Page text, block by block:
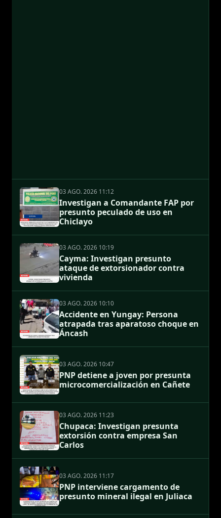
03 AGO. 2026 11:12
Investigan a Comandante FAP por
presunto peculado de uso en
Chiclayo
03 AGO. 2026 10:19
Cayma: Investigan presunto
ataque de extorsionador contra
vivienda
03 AGO. 2026 10:10
Accidente en Yungay: Persona
atrapada tras aparatoso choque en
Áncash
03 AGO. 2026 10:47
PNP detiene a joven por presunta
microcomercialización en Cañete
03 AGO. 2026 11:23
Chupaca: Investigan presunta
extorsión contra empresa San
Carlos
03 AGO. 2026 11:17
PNP interviene cargamento de
presunto mineral ilegal en Juliaca